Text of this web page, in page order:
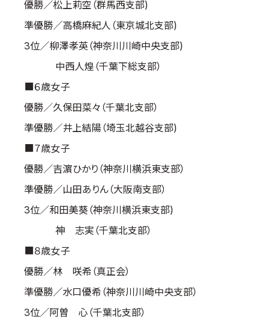
優勝／松上莉空（群馬西支部)
準優勝／高橋麻紀人（東京城北支部)
3位／柳澤孝英（神奈川川崎中央支部)
中西人煌（千葉下総支部）
■６歳女子
優勝／久保田菜々（千葉北支部）
準優勝／井上結陽（埼玉北越谷支部)
■７歳女子
優勝／吉濵ひかり（神奈川横浜東支部）
準優勝／山田ありん（大阪南支部）
3位／和田美葵（神奈川横浜東支部)
神 志実（千葉北支部）
■８歳女子
優勝／林 咲希（真正会）
準優勝／水口優希（神奈川川崎中央支部）
3位／阿曽 心（千葉北支部）